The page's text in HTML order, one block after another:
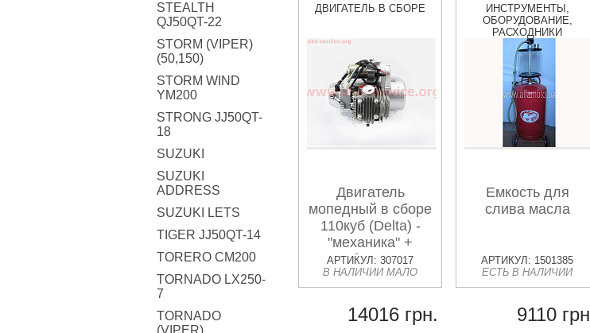
STEALTH
QJ50QT-22
STORM (VIPER)
(50,150)
STORM WIND
YM200
STRONG JJ50QT-
18
SUZUKI
SUZUKI
ADDRESS
SUZUKI LETS
TIGER JJ50QT-14
TORERO CM200
TORNADO LX250-
7
TORNADO
(VIPER)
ДВИГАТЕЛЬ В СБОРЕ
Двигатель
мопедный в сборе
110куб (Delta) -
"механика" +
карбюратор,
коммутатор,
катушка, реле:
поворотов,
стартера,
АРТИКУЛ: 307017
В НАЛИЧИИ МАЛО
14016 грн.
ИНСТРУМЕНТЫ,
ОБОРУДОВАНИЕ,
РАСХОДНИКИ
Емкость для
слива масла
АРТИКУЛ: 1501385
ЕСТЬ В НАЛИЧИИ
9110